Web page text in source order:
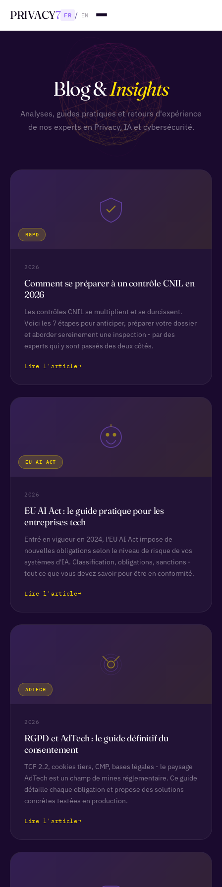
PRIVACY7 FR / EN
Blog &Insights
Analyses, guides pratiques et retours d'expérience
de nos experts en Privacy, IA et cybersécurité.
RGPD
2026
Comment se préparer à un contrôle CNIL en
2026
Les contrôles CNIL se multiplient et se durcissent.
Voici les 7 étapes pour anticiper, préparer votre dossier
et aborder sereinement une inspection - par des
experts qui y sont passés des deux côtés.
Lire l'article→
EU AI ACT
2026
EU AI Act : le guide pratique pour les
entreprises tech
Entré en vigueur en 2024, l'EU AI Act impose de
nouvelles obligations selon le niveau de risque de vos
systèmes d'IA. Classification, obligations, sanctions -
tout ce que vous devez savoir pour être en conformité.
Lire l'article→
ADTECH
2026
RGPD et AdTech : le guide définitif du
consentement
TCF 2.2, cookies tiers, CMP, bases légales - le paysage
AdTech est un champ de mines réglementaire. Ce guide
détaille chaque obligation et propose des solutions
concrètes testées en production.
Lire l'article→